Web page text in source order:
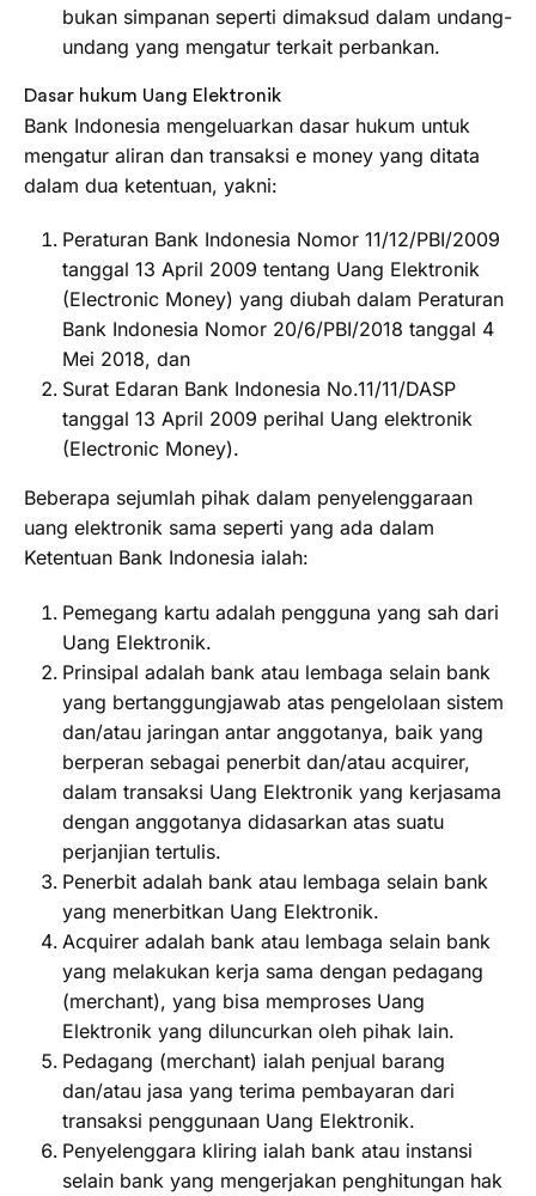
bukan simpanan seperti dimaksud dalam undang-
undang yang mengatur terkait perbankan.
Dasar hukum Uang Elektronik
Bank Indonesia mengeluarkan dasar hukum untuk
mengatur aliran dan transaksi e money yang ditata
dalam dua ketentuan, yakni:
Peraturan Bank Indonesia Nomor 11/12/PBI/2009
tanggal 13 April 2009 tentang Uang Elektronik
(Electronic Money) yang diubah dalam Peraturan
Bank Indonesia Nomor 20/6/PBI/2018 tanggal 4
Mei 2018, dan
Surat Edaran Bank Indonesia No.11/11/DASP
tanggal 13 April 2009 perihal Uang elektronik
(Electronic Money).
Beberapa sejumlah pihak dalam penyelenggaraan
uang elektronik sama seperti yang ada dalam
Ketentuan Bank Indonesia ialah:
Pemegang kartu adalah pengguna yang sah dari
Uang Elektronik.
Prinsipal adalah bank atau lembaga selain bank
yang bertanggungjawab atas pengelolaan sistem
dan/atau jaringan antar anggotanya, baik yang
berperan sebagai penerbit dan/atau acquirer,
dalam transaksi Uang Elektronik yang kerjasama
dengan anggotanya didasarkan atas suatu
perjanjian tertulis.
Penerbit adalah bank atau lembaga selain bank
yang menerbitkan Uang Elektronik.
Acquirer adalah bank atau lembaga selain bank
yang melakukan kerja sama dengan pedagang
(merchant), yang bisa memproses Uang
Elektronik yang diluncurkan oleh pihak lain.
Pedagang (merchant) ialah penjual barang
dan/atau jasa yang terima pembayaran dari
transaksi penggunaan Uang Elektronik.
Penyelenggara kliring ialah bank atau instansi
selain bank yang mengerjakan penghitungan hak